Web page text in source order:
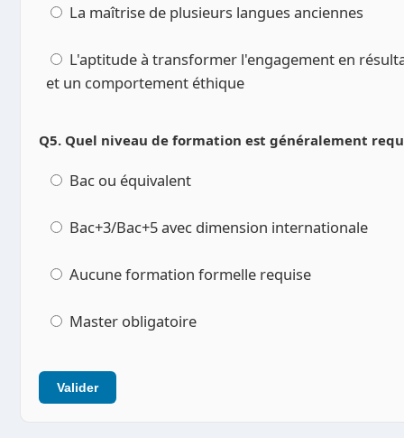
La maîtrise de plusieurs langues anciennes
L'aptitude à transformer l'engagement en
et un comportement éthique
Q5. Quel niveau de formation est généralement
Bac ou équivalent
Bac+3/Bac+5 avec dimension internationale
Aucune formation formelle requise
Master obligatoire
Valider